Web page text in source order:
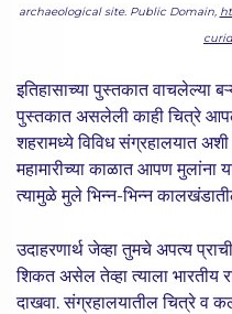
archaeological site. Public Domain,
इतिहासाच्या पुस्तकात वाचलेल्या
पुस्तकात असलेली काही चित्रे
शहरामध्ये विविध संग्रहालयात
महामारीच्या काळात आपण
त्यामुळे मुले भिन्न-भिन्न
उदाहरणार्थ जेव्हा तुमचे अपत्य
शिकत असेल तेव्हा त्याला भारतीय
दाखवा. संग्रहालयातील चित्रे व